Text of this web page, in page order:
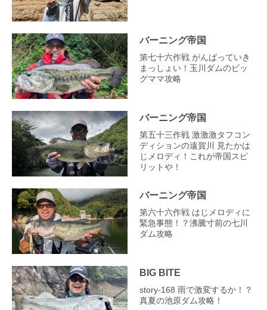
バーニング帝国
第七十六作戦 がんばっていき
まっしょい！玉川ダムのビッ
グママ攻略
バーニング帝国
第五十三作戦 激激激タフコン
ディションの遠賀川 見たかは
じメロディ！これが帝国スピ
リットや！
バーニング帝国
第六十六作戦 はじメロディに
緊急事態！？沸騰寸前の七川
ダム攻略
BIG BITE
story‐168 雨で激変するか！？
真夏の池原ダム攻略！